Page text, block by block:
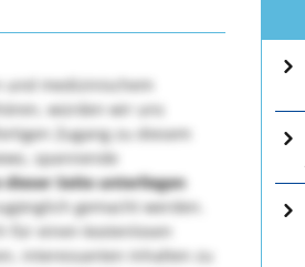
medizinischem
würden wir uns
Zugang zu diesem
spannende
Seite unterliegen
gemacht werden.
für einen kostenlosen
interessanten Inhalten zu